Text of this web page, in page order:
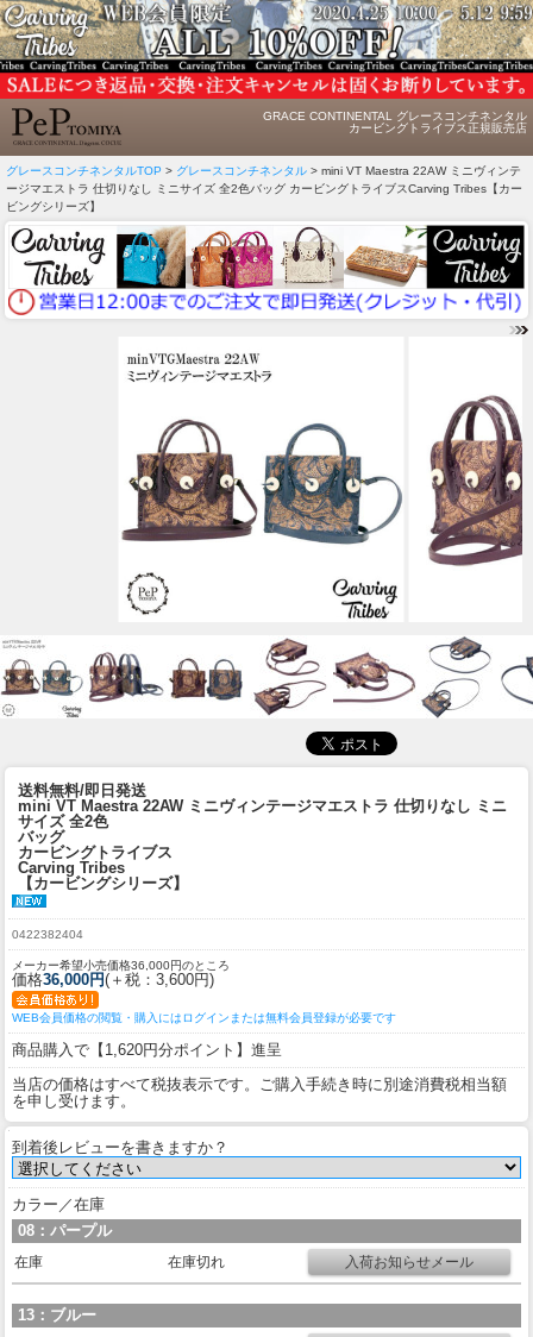
GRACE CONTINENTAL グレースコンチネンタル
カービングトライブス正規販売店
グレースコンチネンタルTOP > グレースコンチネンタル > mini VT Maestra 22AW ミニヴィンテ
ージマエストラ 仕切りなし ミニサイズ 全2色バッグ カービングトライブスCarving Tribes【カー
ビングシリーズ】
送料無料/即日発送
mini VT Maestra 22AW ミニヴィンテージマエストラ 仕切りなし ミニ
サイズ 全2色
バッグ
カービングトライブス
Carving Tribes
【カービングシリーズ】
0422382404
メーカー希望小売価格36,000円のところ
価格36,000円(＋税：3,600円)
WEB会員価格の閲覧・購入にはログインまたは無料会員登録が必要です
商品購入で【1,620円分ポイント】進呈
当店の価格はすべて税抜表示です。ご購入手続き時に別途消費税相当額
を申し受けます。
到着後レビューを書きますか？
カラー／在庫
08：パープル
在庫 在庫切れ
13：ブルー